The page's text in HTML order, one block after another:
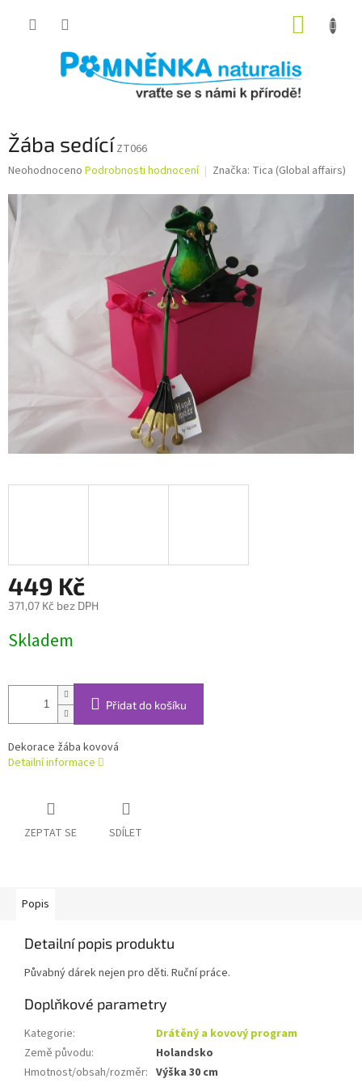
Žába sedící ZT066
Průměrné
produktu
je
0,0
z
5
Neohodnoceno Podrobnosti hodnocení Značka: Tica (Global affairs)
449 Kč
371,07 Kč bez DPH
cena:
Skladem
Přidat do košíku
Dekorace žába kovová
Detailní informace
ZEPTAT SE SDÍLET
Popis
Detailní popis produktu
Půvabný dárek nejen pro děti. Ruční práce.
Doplňkové parametry
Kategorie:
Drátěný a kovový program
Země původu:
Holandsko
Hmotnost/obsah/rozměr: Výška 30 cm